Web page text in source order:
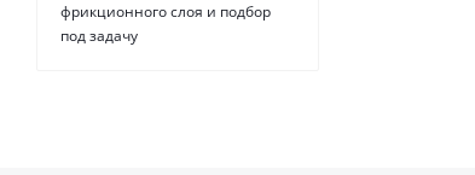
фрикционного слоя и подбор
под задачу